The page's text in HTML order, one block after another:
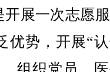
展一次志愿
优势，开展“
组织党员、